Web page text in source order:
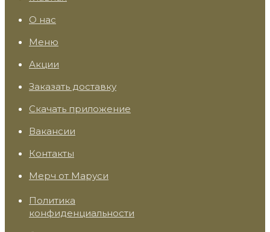
О нас
Меню
Акции
Заказать доставку
Скачать приложение
Вакансии
Контакты
Мерч от Маруси
Политика
конфиденциальности